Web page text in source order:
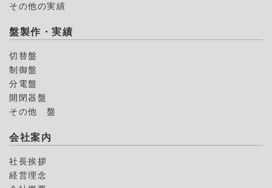
その他の実績
盤製作・実績
切替盤
制御盤
分電盤
開閉器盤
その他 盤
会社案内
社長挨拶
経営理念